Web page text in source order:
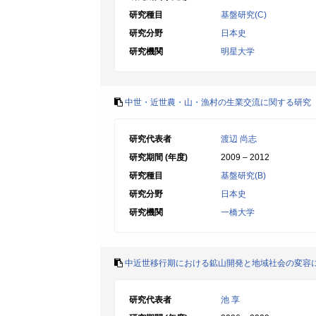
研究種目
基盤研究(C)
研究分野
日本史
研究機関
明星大学
中世・近世農・山・漁村の生業交流に関する研究
研究代表者
渡辺 尚志
研究期間 (年度)
2009 – 2012
研究種目
基盤研究(B)
研究分野
日本史
研究機関
一橋大学
中近世移行期における鉱山開発と地域社会の変容
研究代表者
池 享